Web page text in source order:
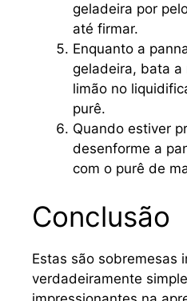
geladeira por
até firmar.
Enquanto a
geladeira, bata a
limão no
purê.
Quando estiver
desenforme a
com o purê de
Conclusão
Estas são sobremesas
verdadeiramente